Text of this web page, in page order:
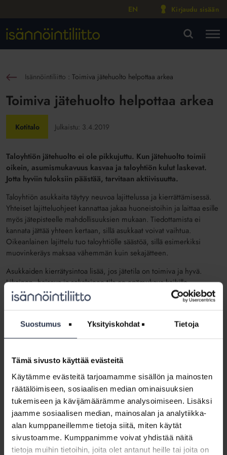
Suostumus Yksityiskohdat Tietoja
Tämä sivusto käyttää evästeitä
Käytämme evästeitä tarjoamamme sisällön ja mainosten
räätälöimiseen, sosiaalisen median ominaisuuksien
tukemiseen ja kävijämäärämme analysoimiseen. Lisäksi
jaamme sosiaalisen median, mainosalan ja analytiikka-
alan kumppaneillemme tietoja siitä, miten käytät
sivustoamme. Kumppanimme voivat yhdistää näitä
tietoja muihin tietoihin, joita olet antanut heille tai joita on
EN Kirjaudu sisään
Isännöintiliitto :Toimiva jätehuolto helpottaa arkea
Toimiva jätehuolto helpottaa arkea
Kotitalo Julkaistu: 3.4.2019
Taloyhtiön jätehuolto ei ole pikkujuttu. Kun jätehuolto toimii
oikein, asumismukavuus kasvaa ja taloyhtiön kulut laskevat.
Jotta hyviin tuloksiin päästää, tarvitaan aktiivisuutta.
Taloyhtiön asukkaita täytyy neuvoa lajittelussa ja kierrättämisessä.
Yhteiset lajitteluohjeet kannattaa jakaa huoneistoihin ja laittaa esille
myös jätepisteelle mahdollisuuksien mukaan. Tiedottamista ei
kannata jättää yhteen kertaan, sillä asukkaat voivat vaihtua.
Oikeanlainen lajittelu tuo taloyhtiölle säästöä, sillä esimerkiksi
muovinkeräys maksaa vähemmän kuin sekajätteen.
Asukkaiden kierrätysintoa lisää, jos jätetila on toimiva ja hyvä.
Likainen, haiseva ja sekalainen tila on epämukava kaikille.
Jäteastioiden tyhjennysväliin kannattaakin kiinnittää huomiota – jos
astiat pääsevät niin täysiksi, että kannet eivät mene kiinni, ei
ulkona oleva jätepiste houkuttelee lintuja ja rottia, jotka levittelevät
jätteitä pihalle.
Remontin yhteydessä kannattaa harkita, voisiko ulkona sijaitsevan
jätepisteen muuttaa sisätiloihin, tai edes tehdä jätepisteen
ympärille sille oman ulkorakennuksen. Se vähentää tuhoeläintenkin
määrää.
Lue lisää toimivasta jätehuollosta Kotitalo-lehdestä.
Toimivassa jätehuoneessa on:
esteetön sisäänkäynti, ei kynnystä tai rappuja